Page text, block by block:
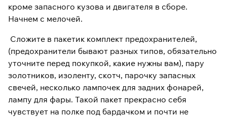
кроме запасного кузова и двигателя в сборе.
Начнем с мелочей.
Сложите в пакетик комплект предохранителей,
(предохранители бывают разных типов, обязательно
уточните перед покупкой, какие нужны вам), пару
золотников, изоленту, скотч, парочку запасных
свечей, несколько лампочек для задних фонарей,
лампу для фары. Такой пакет прекрасно себя
чувствует на полке под бардачком и почти не